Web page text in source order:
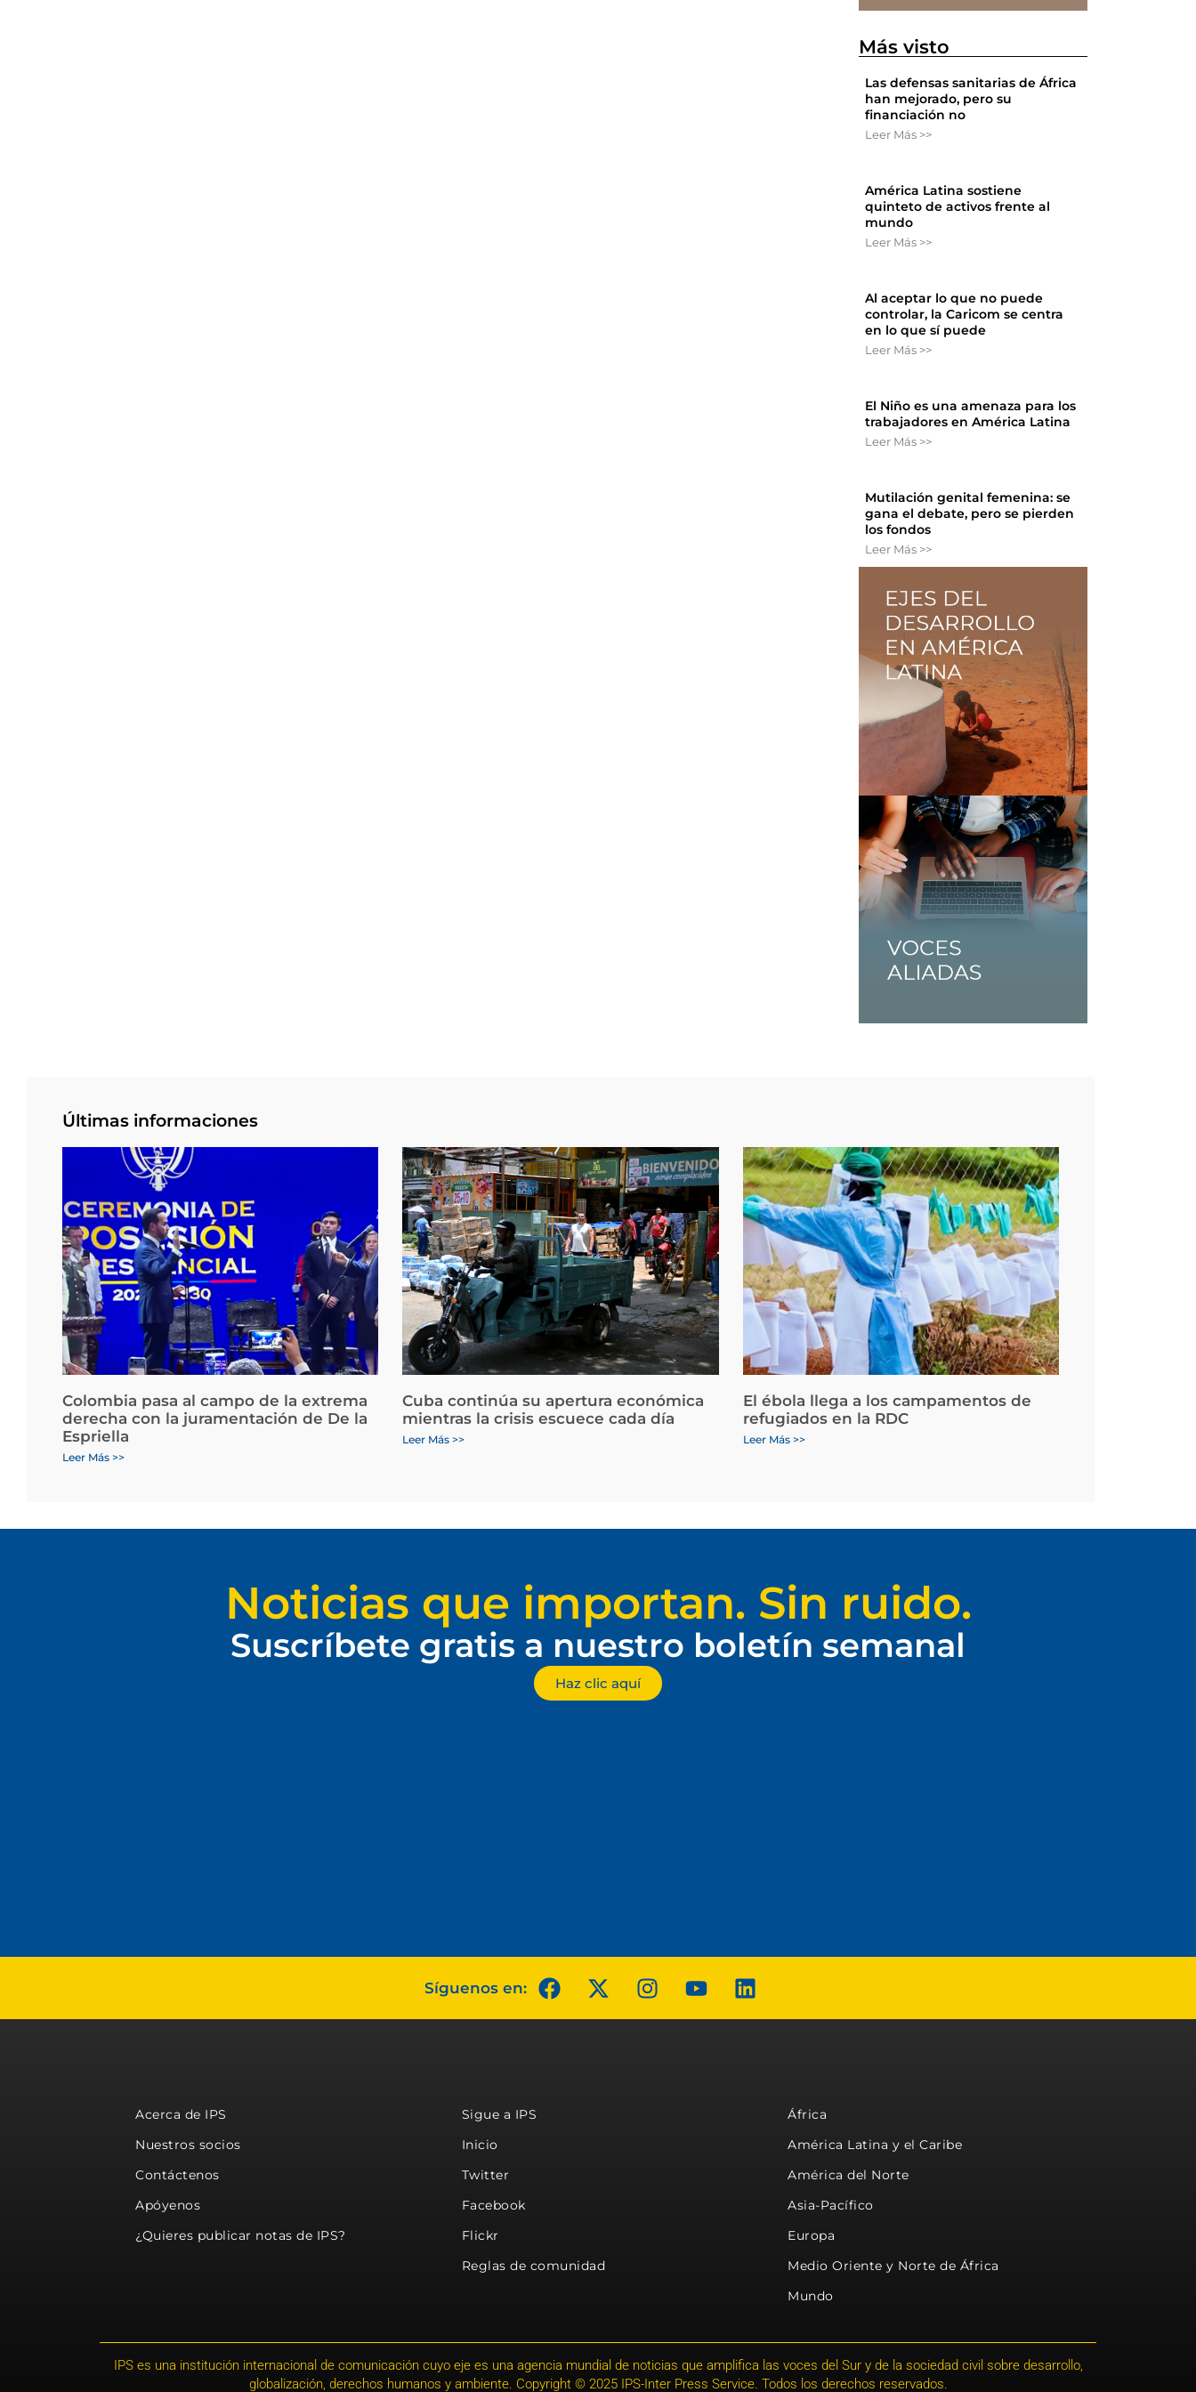
Más visto
Las defensas sanitarias de África
han mejorado, pero su
financiación no
Leer Más >>
América Latina sostiene
quinteto de activos frente al
mundo
Leer Más >>
Al aceptar lo que no puede
controlar, la Caricom se centra
en lo que sí puede
Leer Más >>
El Niño es una amenaza para los
trabajadores en América Latina
Leer Más >>
Mutilación genital femenina: se
gana el debate, pero se pierden
los fondos
Leer Más >>
Últimas informaciones
Colombia pasa al campo de la extrema
derecha con la juramentación de De la
Espriella
Leer Más >>
Cuba continúa su apertura económica
mientras la crisis escuece cada día
Leer Más >>
El ébola llega a los campamentos de
refugiados en la RDC
Leer Más >>
Noticias que importan. Sin ruido.
Suscríbete gratis a nuestro boletín semanal
Haz clic aquí
Síguenos en:
Acerca de IPS
Nuestros socios
Contáctenos
Apóyenos
¿Quieres publicar notas de IPS?
Sigue a IPS
Inicio
Twitter
Facebook
Flickr
Reglas de comunidad
África
América Latina y el Caribe
América del Norte
Asia-Pacífico
Europa
Medio Oriente y Norte de África
Mundo
IPS es una institución internacional de comunicación cuyo eje es una agencia mundial de noticias que amplifica las voces del Sur y de la sociedad civil sobre desarrollo,
globalización, derechos humanos y ambiente. Copyright © 2025 IPS-Inter Press Service. Todos los derechos reservados.